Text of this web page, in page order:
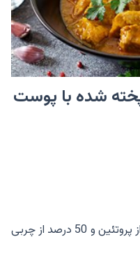
شده با پوست
سینه مرغ با پوست، 50 درصد کالری از پروتئین و 50 درصد از چربی